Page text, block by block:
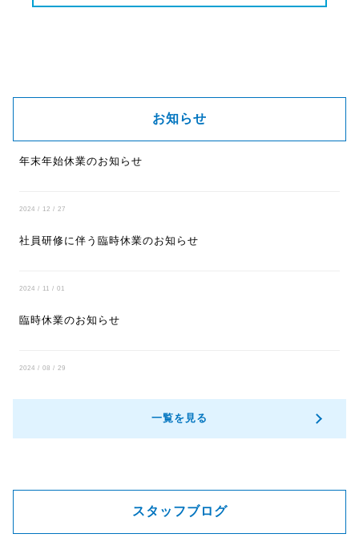
クッキー（Cookie）の利用について
サイトを再訪された際に便利にお使い頂くことを目的に
アクセスログについて
本サイトで記録しているアクセスログは、アクセスの統
診断以外の用途には使用していません。
プライバシーポリシーの変更について
当社は、適宜このプライバシーポリシーの内容を変更す
プライバシーポリシーの内容を変更した場合は、本サイ
ト上に提示し、お知らせするものとします。
プライバシーポリシーを変更した後、サイト利用者が本
お知らせ
年末年始休業のお知らせ
2024 / 12 / 27
社員研修に伴う臨時休業のお知らせ
2024 / 11 / 01
臨時休業のお知らせ
2024 / 08 / 29
一覧を見る
スタッフブログ